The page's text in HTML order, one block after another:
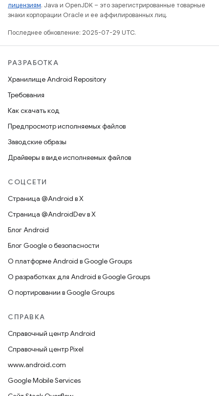
лицензиям. Java и OpenJDK – это зарегистрированные товарные
знаки корпорации Oracle и ее аффилированных лиц.
Последнее обновление: 2025-07-29 UTC.
РАЗРАБОТКА
Хранилище Android Repository
Требования
Как скачать код
Предпросмотр исполняемых файлов
Заводские образы
Драйверы в виде исполняемых файлов
СОЦСЕТИ
Страница @Android в X
Страница @AndroidDev в X
Блог Android
Блог Google о безопасности
О платформе Android в Google Groups
О разработках для Android в Google Groups
О портировании в Google Groups
СПРАВКА
Справочный центр Android
Справочный центр Pixel
www.android.com
Google Mobile Services